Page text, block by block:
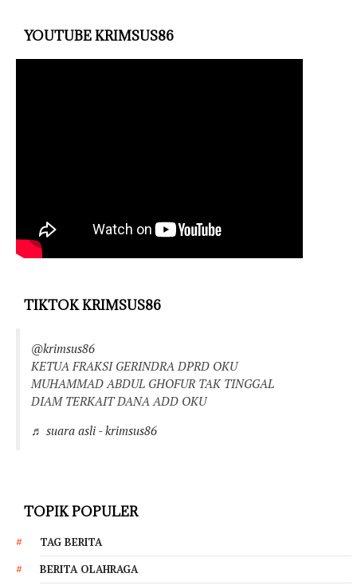
YOUTUBE KRIMSUS86
TIKTOK KRIMSUS86
@krimsus86
KETUA FRAKSI GERINDRA DPRD OKU
MUHAMMAD ABDUL GHOFUR TAK TINGGAL
DIAM TERKAIT DANA ADD OKU
♬ suara asli - krimsus86
TOPIK POPULER
TAG BERITA
BERITA OLAHRAGA